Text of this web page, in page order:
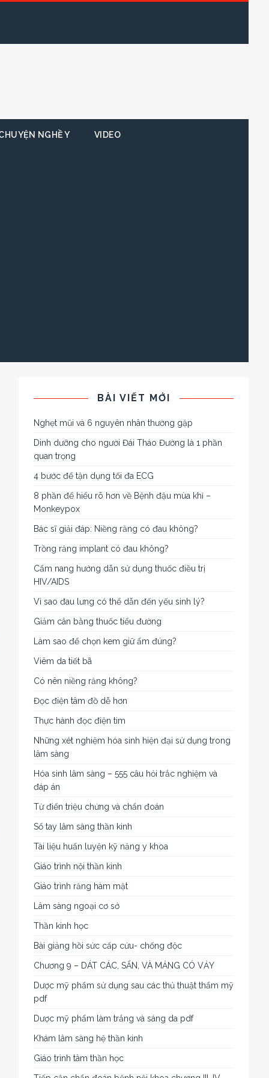
NGHỀ Y VIDEO
BÀI VIẾT MỚI
Nghẹt mũi và 6 nguyên nhân thường gặp
Dinh dưỡng cho người Đái Tháo Đường là 1 phần
quan trọng
4 bước để tận dụng tối đa ECG
8 phần để hiểu rõ hơn về Bệnh đậu mùa khỉ –
Monkeypox
Bác sĩ giải đáp: Niềng răng có đau không?
Trồng răng implant có đau không?
Cẩm nang hướng dẫn sử dụng thuốc điều trị
HIV/AIDS
Vì sao đau lưng có thể dẫn đến yếu sinh lý?
Giảm cân bằng thuốc tiểu đường
Làm sao để chọn kem giữ ẩm đúng?
Viêm da tiết bã
Có nên niềng răng không?
Đọc điện tâm đồ dễ hơn
Thực hành đọc điện tim
Những xét nghiệm hóa sinh hiện đại sử dụng trong
lâm sàng
Hóa sinh lâm sàng – 555 câu hỏi trắc nghiệm và
đáp án
Từ điển triệu chứng và chẩn đoán
Sổ tay lâm sàng thần kinh
Tài liệu huấn luyện kỹ năng y khoa
Giáo trình nội thần kinh
Giáo trình răng hàm mặt
Lâm sàng ngoại cơ sở
Thần kinh học
Bài giảng hồi sức cấp cứu- chống độc
Chương 9 – DÁT CÁC, SẨN, VÀ MẢNG CÓ VẢY
Dược mỹ phẩm sử dụng sau các thủ thuật thẩm mỹ
pdf
Dược mỹ phẩm làm trắng và sáng da pdf
Khám lâm sàng hệ thần kinh
Giáo trình tâm thần học